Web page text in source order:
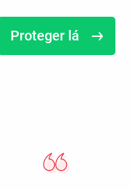
Proteger lá